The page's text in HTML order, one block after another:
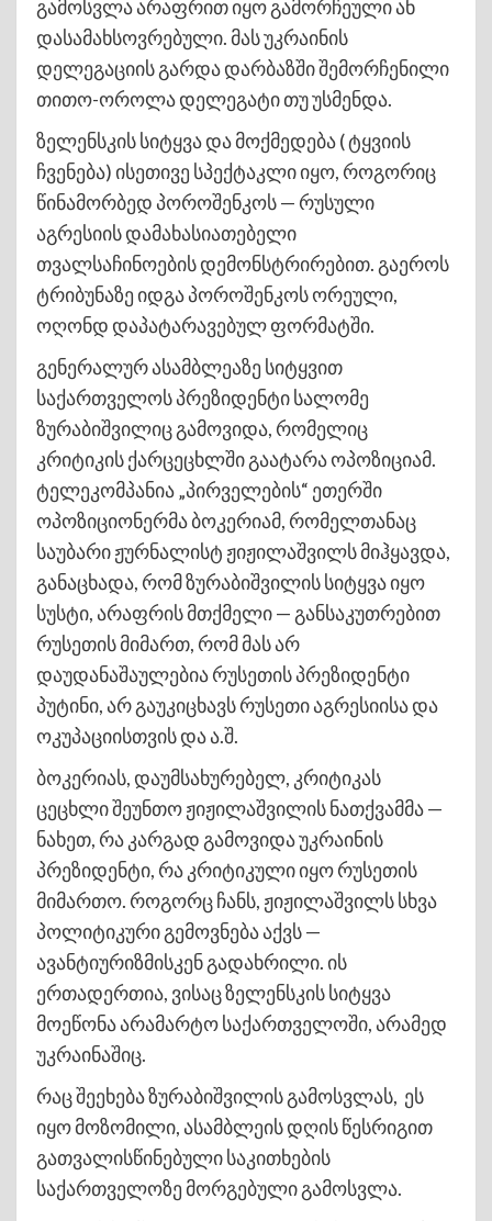
გამოსვლა არაფრით იყო გამორჩეული ან
დასამახსოვრებული. მას უკრაინის
დელეგაციის გარდა დარბაზში შემორჩენილი
თითო-ოროლა დელეგატი თუ უსმენდა.
ზელენსკის სიტყვა და მოქმედება ( ტყვიის
ჩვენება) ისეთივე სპექტაკლი იყო, როგორიც
წინამორბედ პოროშენკოს — რუსული
აგრესიის დამახასიათებელი
თვალსაჩინოების დემონსტრირებით. გაეროს
ტრიბუნაზე იდგა პოროშენკოს ორეული,
ოღონდ დაპატარავებულ ფორმატში.
გენერალურ ასამბლეაზე სიტყვით
საქართველოს პრეზიდენტი სალომე
ზურაბიშვილიც გამოვიდა, რომელიც
კრიტიკის ქარცეცხლში გაატარა ოპოზიციამ.
ტელეკომპანია „პირველების“ ეთერში
ოპოზიციონერმა ბოკერიამ, რომელთანაც
საუბარი ჟურნალისტ ჟიჟილაშვილს მიჰყავდა,
განაცხადა, რომ ზურაბიშვილის სიტყვა იყო
სუსტი, არაფრის მთქმელი — განსაკუთრებით
რუსეთის მიმართ, რომ მას არ
დაუდანაშაულებია რუსეთის პრეზიდენტი
პუტინი, არ გაუკიცხავს რუსეთი აგრესიისა და
ოკუპაციისთვის და ა.შ.
ბოკერიას, დაუმსახურებელ, კრიტიკას
ცეცხლი შეუნთო ჟიჟილაშვილის ნათქვამმა —
ნახეთ, რა კარგად გამოვიდა უკრაინის
პრეზიდენტი, რა კრიტიკული იყო რუსეთის
მიმართო. როგორც ჩანს, ჟიჟილაშვილს სხვა
პოლიტიკური გემოვნება აქვს —
ავანტიურიზმისკენ გადახრილი. ის
ერთადერთია, ვისაც ზელენსკის სიტყვა
მოეწონა არამარტო საქართველოში, არამედ
უკრაინაშიც.
რაც შეეხება ზურაბიშვილის გამოსვლას, ეს
იყო მოზომილი, ასამბლეის დღის წესრიგით
გათვალისწინებული საკითხების
საქართველოზე მორგებული გამოსვლა.